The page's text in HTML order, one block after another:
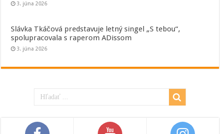
3. júna 2026
Slávka Tkáčová predstavuje letný singel „S tebou“,
spolupracovala s raperom ADissom
3. júna 2026